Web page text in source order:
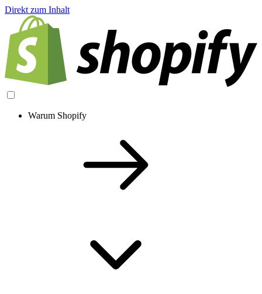
Direkt zum Inhalt
Warum Shopify